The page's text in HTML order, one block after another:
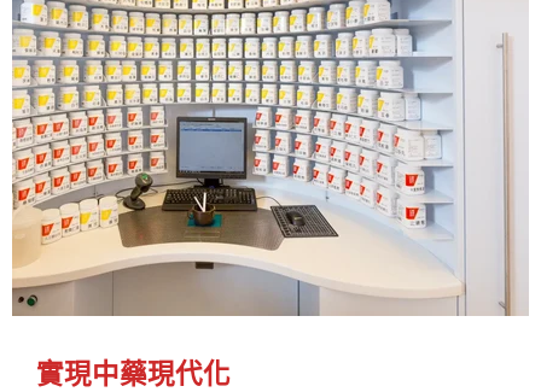
實現中藥現代化